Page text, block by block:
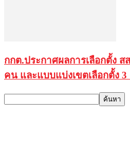
กกต.ประกาศผลการเลือกตั้ง
คน และแบบแบ่งเขตเลือกตั้ง